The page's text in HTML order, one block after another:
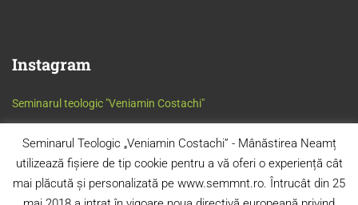
Instagram
Seminarul teologic "Veniamin Costachi"
Seminarul Teologic „Veniamin Costachi” - Mânăstirea Neamț
utilizează fișiere de tip cookie pentru a vă oferi o experiență cât
mai plăcută și personalizată pe www.semmnt.ro. Întrucât din 25